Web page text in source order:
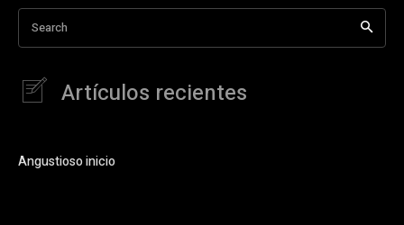
Search
Artículos recientes
Angustioso inicio